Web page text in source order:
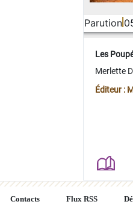
Parution
Les
Merlette
Éditeur :
Contacts Flux RSS